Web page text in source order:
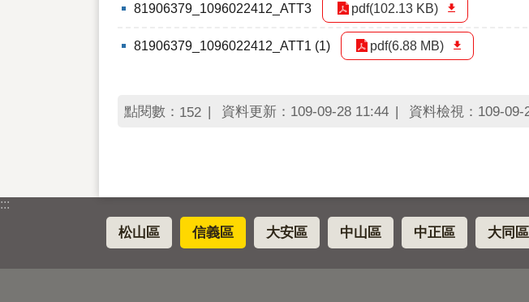
81906379_1096022412_ATT3 pdf(102.13 KB)
81906379_1096022412_ATT1 (1) pdf(6.88 MB)
點閱數： 152 資料更新：109-09-28 11:44 資料檢視：109-09-
:::
松山區 信義區 大安區 中山區 中正區 大同區